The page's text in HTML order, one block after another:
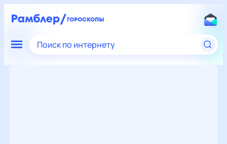
Поиск по интернету